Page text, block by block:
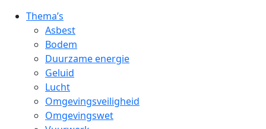
Thema’s
Asbest
Bodem
Duurzame energie
Geluid
Lucht
Omgevingsveiligheid
Omgevingswet